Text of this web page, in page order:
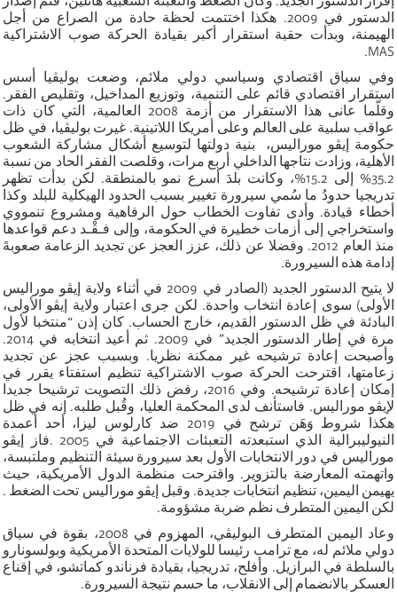
الدستور في 2009. هكذا اختتمت لحظة حادة من الصراع من أجل
الهيمنة، وبدأت حقبة استقرار أكبر بقيادة الحركة صوب الاشتراكية
MAS.
وفي سياق اقتصادي وسياسي دولي ملائم، وضعت بوليڤيا أسس
استقرار اقتصادي قائم على التنمية، وتوزيع المداخيل، وتقليص الفقر.
وقلّما عانى هذا الاستقرار من أزمة 2008 العالمية، التي كان ذات
عواقب سلبية على العالم وعلى أمريكا اللاتينية. غيرت بوليڤيا، في ظل
حكومة إيڤو موراليس، بنية دولتها لتوسيع أشكال مشاركة الشعوب
الأهلية، وزادت نتاجها الداخلي أربع مرات، وقلصت الفقر الحاد من نسبة
35.2% إلى 15.2%، وكانت بلدَ أسرع نمو بالمنطقة. لكن بدأت تظهر
تدريجيا حدودُ ما سُمي سيرورة تغيير بسبب الحدود الهيكلية للبلد وكذا
أخطاء قيادة. وأدى تفاوت الخطاب حول الرفاهية ومشروع تنمووي
واستخراجي إلى أزمات خطيرة في الحكومة، وإلى فـقْـد دعم قواعدها
منذ العام 2012. وفضلا عن ذلك، عزز العجز عن تجديد الزعامة صعوبةَ
إدامة هذه السيرورة.
لا يتيح الدستور الجديد (الصادر في 2009 في أثناء ولاية إيڤو موراليس
الأولى) سوى إعادة انتخاب واحدة. لكن جرى اعتبار ولاية إيڤو الأولى،
البادئة في ظل الدستور القديم، خارج الحساب. كان إذن “منتخبا لأول
مرة في إطار الدستور الجديد” في 2009. ثم أعيد انتخابه في 2014.
وأصبحت إعادة ترشيحه غير ممكنة نظريا. وبسبب عجز عن تجديد
زعامتها، اقترحت الحركة صوب الاشتراكية تنظيم استفتاء يقرر في
إمكان إعادة ترشيحه. وفي 2016، رفض ذلك التصويت ترشيحا جديدا
لإيڤو موراليس. فاستأنف لدى المحكمة العليا، وقُبل طلبه. إنه في ظل
هكذا شروط وَهَن ترشح في 2019 ضد كارلوس ليزا، أحد أعمدة
النيوليبرالية الذي استبعدته التعبئات الاجتماعية في 2005 .فاز إيڤو
موراليس في دور الانتخابات الأول بعد سيرورة سيئة التنظيم وملتبسة،
واتهمته المعارضة بالتزوير. واقترحت منظمة الدول الأمريكية، حيث
يهيمن اليمين، تنظيم انتخابات جديدة. وقبل إيڤو موراليس تحت الضغط .
لكن اليمين المتطرف نظم ضربة مشؤومة.
وعاد اليمين المتطرف البوليڤي، المهزوم في 2008، بقوة في سياق
دولي ملائم له، مع ترامب رئيسا للولايات المتحدة الأمريكية وبولسونارو
بالسلطة في البرازيل. وأفلح، تدريجيا، بقيادة فرناندو كماتشو، في إقناع
العسكر بالانضمام إلى الانقلاب، ما حسم نتيجة السيرورة.